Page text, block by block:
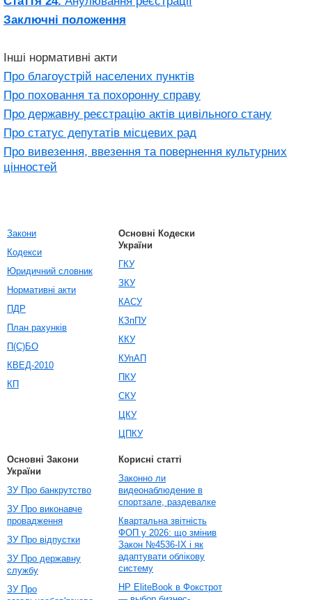
Заключні положення
Інші нормативні акти
Про благоустрій населених пунктів
Про поховання та похоронну справу
Про державну реєстрацію актів цивільного стану
Про статус депутатів місцевих рад
Про вивезення, ввезення та повернення культурних
цінностей
Закони
Кодекси
Юридичний словник
Нормативні акти
ПДР
План рахунків
П(С)БО
КВЕД-2010
КП
Основні Кодески
України
ГКУ
ЗКУ
КАСУ
КЗпПУ
ККУ
КУпАП
ПКУ
СКУ
ЦКУ
ЦПКУ
Основні Закони
України
ЗУ Про банкрутство
ЗУ Про виконавче
провадження
ЗУ Про відпустки
ЗУ Про державну
службу
ЗУ Про
Корисні статті
Законно ли
видеонаблюдение в
спортзале, раздевалке
Квартальна звітність
ФОП у 2026: що змінив
Закон №4536-IX і як
адаптувати облікову
систему
HP EliteBook в Фокстрот